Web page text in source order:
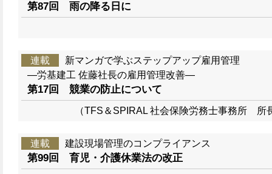
第87回 雨の降る日に
連載
新マンガで学ぶステップアップ雇用管理
―労基建工 佐藤社長の雇用管理改善―
第17回 競業の防止について
（TFS＆SPIRAL 社会保険労務士事務所
連載 建設現場管理のコンプライアンス
第99回 育児・介護休業法の改正